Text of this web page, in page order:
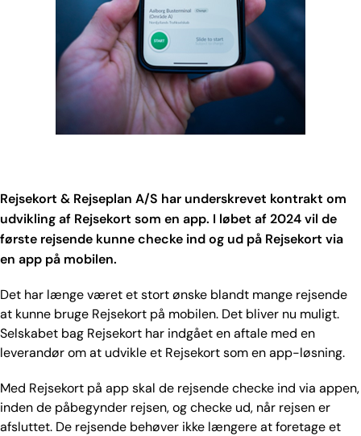
Rejsekort & Rejseplan A/S har underskrevet kontrakt om
udvikling af Rejsekort som en app. I løbet af 2024 vil de
første rejsende kunne checke ind og ud på Rejsekort via
en app på mobilen.
Det har længe været et stort ønske blandt mange rejsende
at kunne bruge Rejsekort på mobilen. Det bliver nu muligt.
Selskabet bag Rejsekort har indgået en aftale med en
leverandør om at udvikle et Rejsekort som en app-løsning.
Med Rejsekort på app skal de rejsende checke ind via appen,
inden de påbegynder rejsen, og checke ud, når rejsen er
afsluttet. De rejsende behøver ikke længere at foretage et